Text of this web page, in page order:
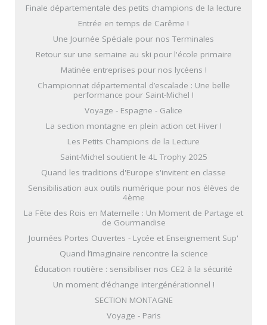
Finale départementale des petits champions de la lecture
Entrée en temps de Carême !
Une Journée Spéciale pour nos Terminales
Retour sur une semaine au ski pour l'école primaire
Matinée entreprises pour nos lycéens !
Championnat départemental d’escalade : Une belle
performance pour Saint-Michel !
Voyage - Espagne - Galice
La section montagne en plein action cet Hiver !
Les Petits Champions de la Lecture
Saint-Michel soutient le 4L Trophy 2025
Quand les traditions d'Europe s'invitent en classe
Sensibilisation aux outils numérique pour nos élèves de
4ème
La Fête des Rois en Maternelle : Un Moment de Partage et
de Gourmandise
Journées Portes Ouvertes - Lycée et Enseignement Sup'
Quand l’imaginaire rencontre la science
Éducation routière : sensibiliser nos CE2 à la sécurité
Un moment d’échange intergénérationnel !
SECTION MONTAGNE
Voyage - Paris